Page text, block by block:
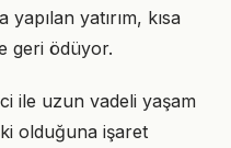
yatırım, kısa
geri ödüyor.
ile uzun vadeli yaşam
olduğuna işaret